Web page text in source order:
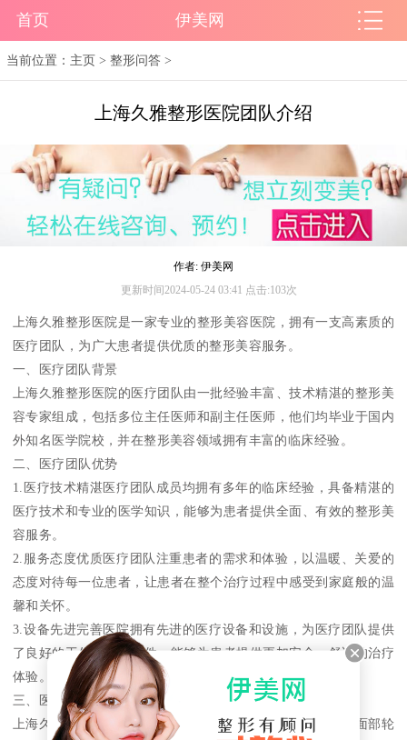
首页 伊美网
当前位置： 主页 >整形问答 >
上海久雅整形医院团队介绍
作者: 伊美网
更新时间2024-05-24 03:41 点击:103次
上海久雅整形医院是一家专业的整形美容医院，拥有一支高素质的
医疗团队，为广大患者提供优质的整形美容服务。
一、医疗团队背景
上海久雅整形医院的医疗团队由一批经验丰富、技术精湛的整形美
容专家组成，包括多位主任医师和副主任医师，他们均毕业于国内
外知名医学院校，并在整形美容领域拥有丰富的临床经验。
二、医疗团队优势
1.医疗技术精湛医疗团队成员均拥有多年的临床经验，具备精湛的
医疗技术和专业的医学知识，能够为患者提供全面、有效的整形美
容服务。
2.服务态度优质医疗团队注重患者的需求和体验，以温暖、关爱的
态度对待每一位患者，让患者在整个治疗过程中感受到家庭般的温
馨和关怀。
3.设备先进完善医院拥有先进的医疗设备和设施，为医疗团队提供
了良好的工作环境和条件，能够为患者提供更加安全、舒适的治疗
体验。
三、医疗团队服务内容
上海久雅整形医院的医疗团队提供多种整形美容服务，包括面部轮